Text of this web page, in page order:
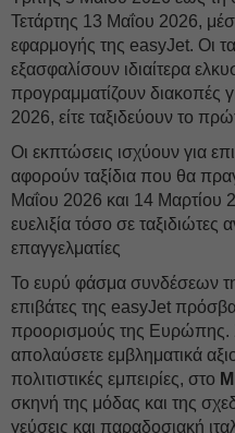
Τετάρτης 13 Μαΐου 2026,
εφαρμογής της easyJet. Οι
εξασφαλίσουν ιδιαίτερα
προγραμματίζουν διακοπές
2026, είτε ταξιδεύουν το
Οι εκπτώσεις ισχύουν για
αφορούν ταξίδια που θα
Μαΐου 2026 και 14 Μαρτίου
ευελιξία τόσο σε
επαγγελματίες
Το ευρύ φάσμα συνδέσεων
επιβάτες της easyJet
προορισμούς της Ευρώπης.
απολαύσετε εμβληματικά
πολιτιστικές εμπειρίες, στο
σκηνή της μόδας και της
γεύσεις και παραδοσιακή